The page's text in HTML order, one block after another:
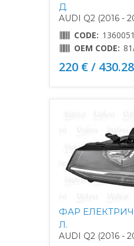
Д.
AUDI Q2 (2016 -
CODE:
OEM CODE:
220 € /
ФАР
Л.
AUDI Q2 (2016 -